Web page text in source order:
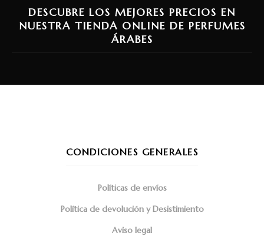
DESCUBRE LOS MEJORES PRECIOS EN
NUESTRA TIENDA ONLINE DE PERFUMES
ÁRABES
CONDICIONES GENERALES
Políticas de envíos
Política de devolución y Desistimiento
Aviso legal